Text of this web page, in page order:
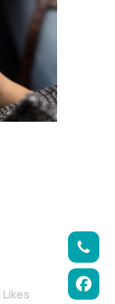
Likes